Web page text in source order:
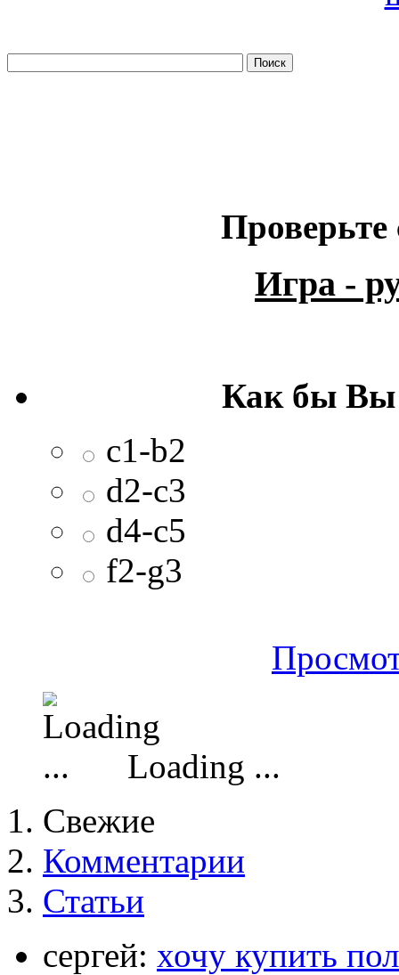
Проверьте
Игра -
Как бы Вы
c1-b2
d2-c3
d4-c5
f2-g3
Loading ...
Свежие
Комментарии
Статьи
сергей: хочу купить